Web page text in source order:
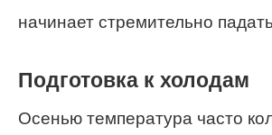
начинает стремительно
Подготовка к холодам
Осенью температура часто